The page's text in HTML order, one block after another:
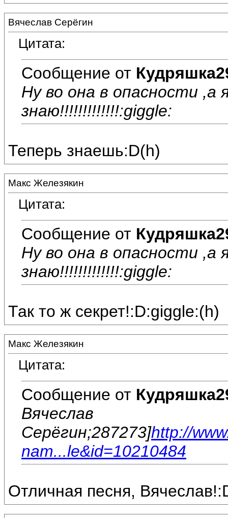
Вячеслав Серёгин
Цитата:
Сообщение от
Ну во она в опасности ,а
знаю!!!!!!!!!!!!!:giggle:
Теперь знаешь:D(h)
Макс Железякин
Цитата:
Сообщение от
Ну во она в опасности ,а
знаю!!!!!!!!!!!!!:giggle:
Так то ж секрет!:D:giggle:(h)
Макс Железякин
Цитата:
Сообщение от
Вячеслав
Серёгин;287273]http://
nam...le&id=10210484
Отличная песня,